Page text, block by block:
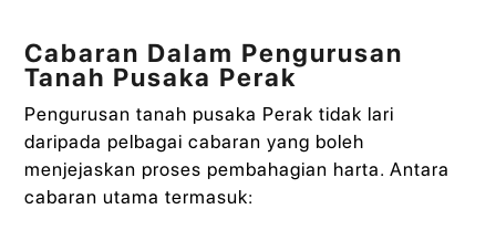
Cabaran Dalam Pengurusan
Tanah Pusaka Perak
Pengurusan tanah pusaka Perak tidak lari
daripada pelbagai cabaran yang boleh
menjejaskan proses pembahagian harta. Antara
cabaran utama termasuk: